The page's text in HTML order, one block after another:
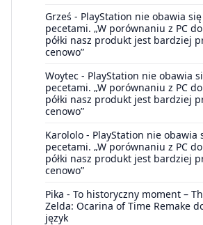
Grześ - PlayStation nie obawia
pecetami. „W porównaniu z PC
półki nasz produkt jest bardziej
cenowo”
Woytec - PlayStation nie obawia
pecetami. „W porównaniu z PC
półki nasz produkt jest bardziej
cenowo”
Karololo - PlayStation nie obawia
pecetami. „W porównaniu z PC
półki nasz produkt jest bardziej
cenowo”
Pika - To historyczny moment –
Zelda: Ocarina of Time Remake
język